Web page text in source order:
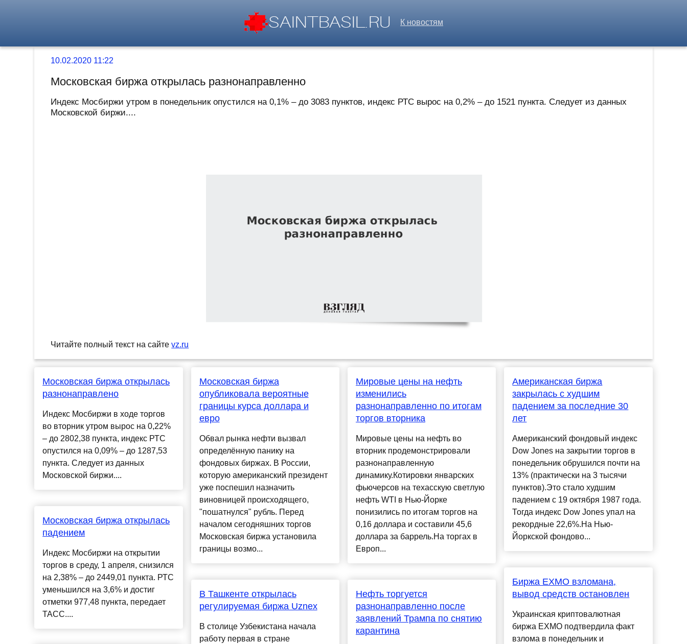
К новостям
10.02.2020 11:22
Московская биржа открылась разнонаправленно
Индекс Мосбиржи утром в понедельник опустился на 0,1% – до 3083 пунктов, индекс РТС вырос на 0,2% – до 1521 пункта. Следует из данных
Московской биржи....
Читайте полный текст на сайтеvz.ru
Московская биржа открылась
разнонаправлено
Индекс Мосбиржи в ходе торгов
во вторник утром вырос на 0,22%
– до 2802,38 пункта, индекс РТС
опустился на 0,09% – до 1287,53
пункта. Следует из данных
Московской биржи....
Московская биржа открылась
падением
Индекс Мосбиржи на открытии
торгов в среду, 1 апреля, снизился
на 2,38% – до 2449,01 пункта. РТС
уменьшился на 3,6% и достиг
отметки 977,48 пункта, передает
ТАСС....
Московская биржа
опубликовала вероятные
границы курса доллара и
евро
Обвал рынка нефти вызвал
определённую панику на
фондовых биржах. В России,
которую американский президент
уже поспешил назначить
виновницей происходящего,
"пошатнулся" рубль. Перед
началом сегодняшних торгов
Московская биржа установила
границы возмо...
В Ташкенте открылась
регулируемая биржа Uznex
В столице Узбекистана начала
работу первая в стране
Мировые цены на нефть
изменились
разнонаправленно по итогам
торгов вторника
Мировые цены на нефть во
вторник продемонстрировали
разнонаправленную
динамику.Котировки январских
фьючерсов на техасскую светлую
нефть WTI в Нью-Йорке
понизились по итогам торгов на
0,16 доллара и составили 45,6
доллара за баррель.На торгах в
Европ...
Нефть торгуется
разнонаправленно после
заявлений Трампа по снятию
карантина
Американская биржа
закрылась с худшим
падением за последние 30
лет
Американский фондовый индекс
Dow Jones на закрытии торгов в
понедельник обрушился почти на
13% (практически на 3 тысячи
пунктов).Это стало худшим
падением с 19 октября 1987 года.
Тогда индекс Dow Jones упал на
рекордные 22,6%.На Нью-
Йоркской фондово...
Биржа EXMO взломана,
вывод средств остановлен
Украинская криптовалютная
биржа EXMO подтвердила факт
взлома в понедельник и